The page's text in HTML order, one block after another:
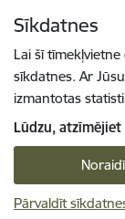
Sīkdatnes
Lai šī
sīkdatnes. Ar
izmantotas
Lūdzu, atzīmējiet
Pārvaldīt